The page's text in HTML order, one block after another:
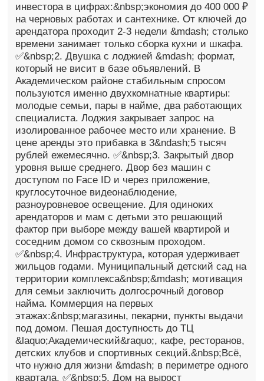
инвестора в цифрах:&nbsp;экономия до 400 000 ₽
на черновых работах и сантехнике. От ключей до
арендатора проходит 2-3 недели &mdash; столько
времени занимает только сборка кухни и шкафа.
✅&nbsp;2. Двушка с лоджией &mdash; формат,
который не висит в базе объявлений. В
Академическом районе стабильным спросом
пользуются именно двухкомнатные квартиры:
молодые семьи, пары в найме, два работающих
специалиста. Лоджия закрывает запрос на
изолированное рабочее место или хранение. В
цене аренды это прибавка в 3&ndash;5 тысяч
рублей ежемесячно. ✅&nbsp;3. Закрытый двор
уровня выше среднего. Двор без машин с
доступом по Face ID и через приложение,
круглосуточное видеонаблюдение,
разноуровневое освещение. Для одиноких
арендаторов и мам с детьми это решающий
фактор при выборе между вашей квартирой и
соседним домом со сквозным проходом.
✅&nbsp;4. Инфраструктура, которая удерживает
жильцов годами. Муниципальный детский сад на
территории комплекса&nbsp;&mdash; мотивация
для семьи заключить долгосрочный договор
найма. Коммерция на первых
этажах:&nbsp;магазины, пекарни, пункты выдачи
под домом. Пешая доступность до ТЦ
&laquo;Академический&raquo;, кафе, ресторанов,
детских клубов и спортивных секций.&nbsp;Всё,
что нужно для жизни &mdash; в периметре одного
квартала. ✅&nbsp;5. Дом на вырост